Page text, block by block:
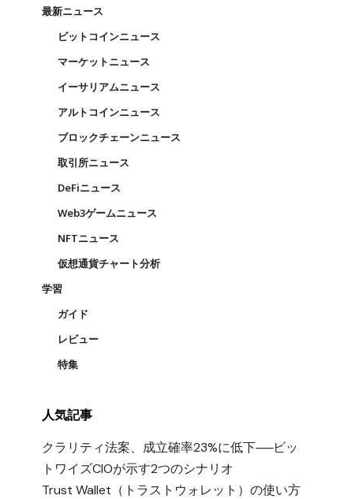
最新ニュース
ビットコインニュース
マーケットニュース
イーサリアムニュース
アルトコインニュース
ブロックチェーンニュース
取引所ニュース
DeFiニュース
Web3ゲームニュース
NFTニュース
仮想通貨チャート分析
学習
ガイド
レビュー
特集
人気記事
クラリティ法案、成立確率23%に低下──ビッ
トワイズCIOが示す2つのシナリオ
Trust Wallet（トラストウォレット）の使い方